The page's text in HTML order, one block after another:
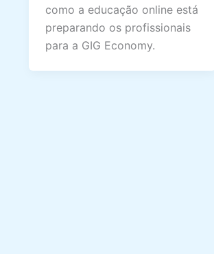
como a educação online está
preparando os profissionais
para a GIG Economy.